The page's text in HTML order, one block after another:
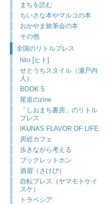
まちを読む
ちいさな本やマルコの本
おかやま旅筆会の本
その他
全国のリトルプレス
hito [ヒト]
せとうちスタイル（瀬戸内
人）
BOOK 5
尾道のzine
「しおまち書房」のリトル
プレス
IKUNAS FLAVOR OF LIFE
房総カフェ
歩きながら考える
ブックレットホン
酒眉（さけび）
自転プレス（ヤマモトケイ
スケ）
トラベシア